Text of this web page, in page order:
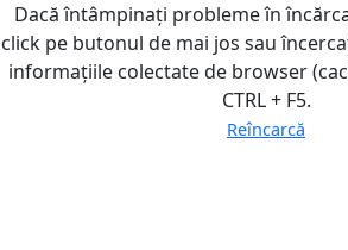
Dacă întâmpinați probleme în
click pe butonul de mai jos sau
informațiile colectate de browser
CTRL + F5.
Reîncarcă